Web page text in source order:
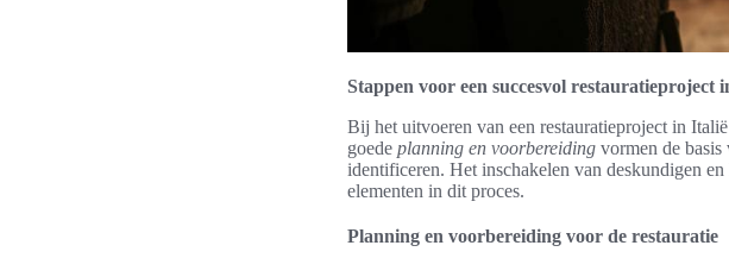
Stappen voor een succesvol restauratieproject
Bij het uitvoeren van een restauratieproject in
goede planning en voorbereiding vormen de
identificeren. Het inschakelen van deskundigen
elementen in dit proces.
Planning en voorbereiding voor de restauratie